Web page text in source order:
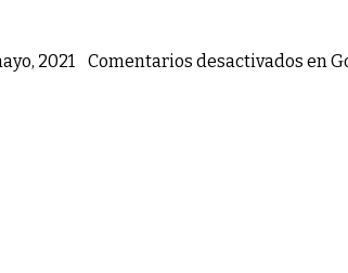
2021 Comentarios desactivados en